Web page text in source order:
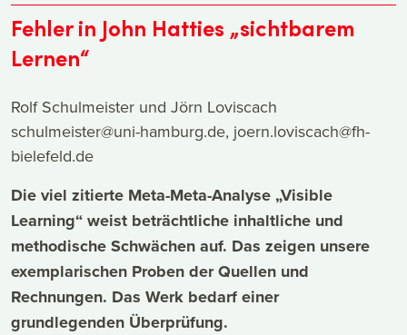
Fehler in John Hatties „sichtbarem
Lernen“
Rolf Schulmeister und Jörn Loviscach
schulmeister@uni-hamburg.de, joern.loviscach@fh-
bielefeld.de
Die viel zitierte Meta-Meta-Analyse „Visible
Learning“ weist beträchtliche inhaltliche und
methodische Schwächen auf. Das zeigen unsere
exemplarischen Proben der Quellen und
Rechnungen. Das Werk bedarf einer
grundlegenden Überprüfung.